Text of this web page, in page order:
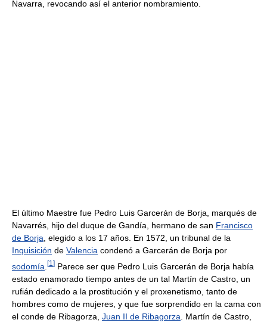
Navarra, revocando así el anterior nombramiento.
El último Maestre fue Pedro Luis Garcerán de Borja, marqués de
Navarrés, hijo del duque de Gandía, hermano de san Francisco
de Borja , elegido a los 17 años. En 1572, un tribunal de la
Inquisición de Valencia condenó a Garcerán de Borja por
sodomía [1 ] Parece ser que Pedro Luis Garcerán de Borja había
estado enamorado tiempo antes de un tal Martín de Castro, un
rufián dedicado a la prostitución y el proxenetismo, tanto de
hombres como de mujeres, y que fue sorprendido en la cama con
el conde de Ribagorza, Juan II de Ribagorza . Martín de Castro,